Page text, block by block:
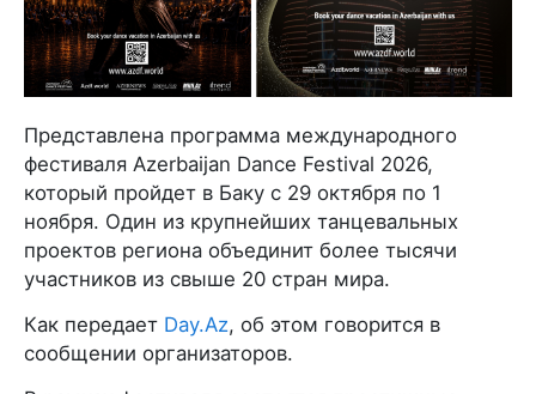
Представлена программа международного
фестиваля Azerbaijan Dance Festival 2026,
который пройдет в Баку с 29 октября по 1
ноября. Один из крупнейших танцевальных
проектов региона объединит более тысячи
участников из свыше 20 стран мира.
Как передает Day.Az, об этом говорится в
сообщении организаторов.